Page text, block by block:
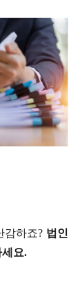
감하죠? 법인
요.